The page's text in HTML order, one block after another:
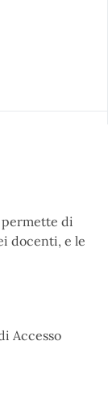
di
docenti, e le
Accesso